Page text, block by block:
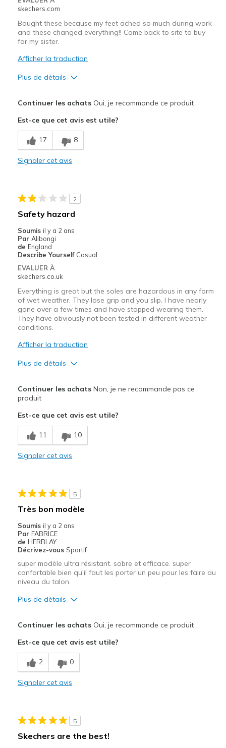
Width
Feels true to width
Sizing
Feels true to size
skechers.com
Bought these because my feet ached so much during work
and these changed everything!! Came back to site to buy
for my sister.
Afficher la traduction
Plus de détails
Breathe Well
Comfortable
Les meilleures utilisations
Casual Wear
View On Shoes
Continuer les achatsOui, je recommande ce produit
Est-ce que cet avis est utile?
17 8
Signaler cet avis
2
Safety hazard
Soumis il y a 2 ans
Par Alibongi
de England
Describe Yourself Casual
EVALUER À
skechers.co.uk
Everything is great but the soles are hazardous in any form
of wet weather. They lose grip and you slip. I have nearly
gone over a few times and have stopped wearing them.
They have obviously not been tested in different weather
conditions.
Afficher la traduction
Plus de détails
Safety issue
Width
Feels true to width
Sizing
Feels true to size
Continuer les achatsNon, je ne recommande pas ce
produit
Est-ce que cet avis est utile?
11 10
Signaler cet avis
5
Très bon modèle
Soumis il y a 2 ans
Par FABRICE
de HERBLAY
Décrivez-vous Sportif
super modèle ultra résistant. sobre et efficace. super
confortable bien qu'il faut les porter un peu pour les faire au
niveau du talon.
Plus de détails
Correspond bien à la photo
Design séduisant
Pour faire du sport
Continuer les achatsOui, je recommande ce produit
Est-ce que cet avis est utile?
2 0
Signaler cet avis
5
Skechers are the best!